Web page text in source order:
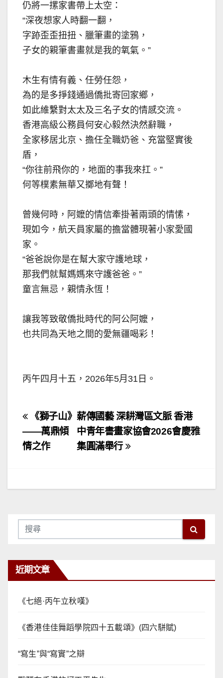
仍將一摞家書帶上太空：
“深夜想家人時翻一翻，
字跡歪歪扭扭、臘筆畫的塗鴉，
子女的親筆書畫就是我的氧氣。”
木生有情有義、任勞任怨，
為的是多掙錢通過僑批寄回家鄉，
如此維繫對太太及三名子女的情感交流。
香港高級公務員何安心毅然決然辭職，
全家移居北京、擔任全職奶爸、充當堅實後
盾，
“你往前飛你的，地面的事我來扛。”
何等樸素無華又擲地有聲！
曾幾何時，阿嬤的情信牽掛著兩頭的情愫，
現如今，航天員家屬的擔當體現著小家愛國
家。
“爸爸說你是在幫大家守護地球，
那我們就幫媽媽來守護爸爸。”
童言無忌，親情永恆！
讓我等致敬僑批時代的阿公阿嬤，
也共同為天地之間的愛無疆喝彩！
丙午四月十五，2026年5月31日。
文
章
導
薪傳國藝 深耕灣區文脈 香港
中青年書畫家協會2026會慶雅
集圓滿舉行
《獅子山》
——萬鼎傾
情之作
近期文章
《七絕·丙午立秋嘆》
《香港佳佳舞蹈學院四十五載頌》(四六駢賦)
“寫生”與“寫實”之辯